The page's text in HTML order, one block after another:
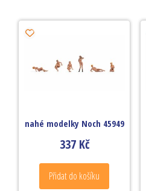
nahé modelky Noch 45949
337 Kč
Přidat do košíku